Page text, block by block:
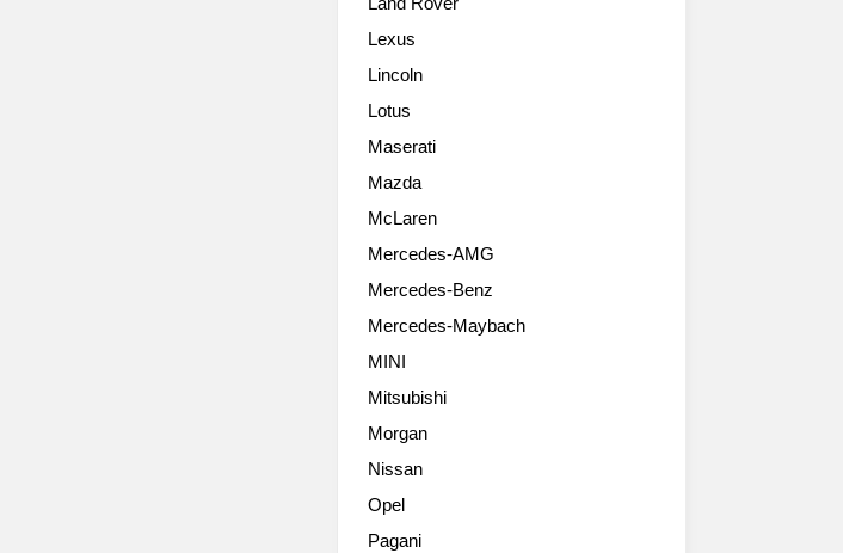
innovative
concept
successful
BMW
current
family
combines
Lexus
Lincoln
Lotus
Maserati
Mazda
McLaren
Mercedes-AMG
Mercedes-Benz
Mercedes-Maybach
MINI
Mitsubishi
Morgan
Nissan
Opel
Pagani